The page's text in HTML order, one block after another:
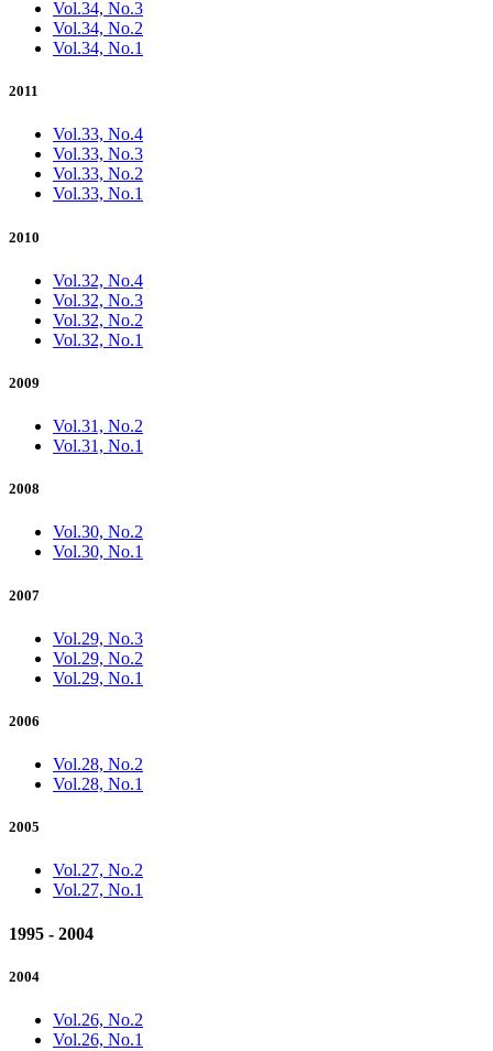
Vol.34, No.3
Vol.34, No.2
Vol.34, No.1
2011
Vol.33, No.4
Vol.33, No.3
Vol.33, No.2
Vol.33, No.1
2010
Vol.32, No.4
Vol.32, No.3
Vol.32, No.2
Vol.32, No.1
2009
Vol.31, No.2
Vol.31, No.1
2008
Vol.30, No.2
Vol.30, No.1
2007
Vol.29, No.3
Vol.29, No.2
Vol.29, No.1
2006
Vol.28, No.2
Vol.28, No.1
2005
Vol.27, No.2
Vol.27, No.1
1995 - 2004
2004
Vol.26, No.2
Vol.26, No.1